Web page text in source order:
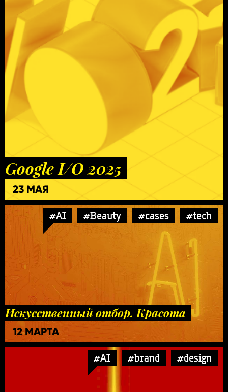
Google I/O 2025
23 МАЯ
#AI #Beauty #cases #tech
Искусственный отбор. Красота
12 МАРТА
#AI #brand #design